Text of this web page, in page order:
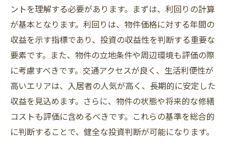
ントを理解する必要があります。まずは、利回りの計算
が基本となります。利回りは、物件価格に対する年間の
収益を示す指標であり、投資の収益性を判断する重要な
要素です。また、物件の立地条件や周辺環境も評価の際
に考慮すべきです。交通アクセスが良く、生活利便性が
高いエリアは、入居者の人気が高く、長期的に安定した
収益を見込めます。さらに、物件の状態や将来的な修繕
コストも評価に含めるべきです。これらの基準を総合的
に判断することで、健全な投資判断が可能になります。